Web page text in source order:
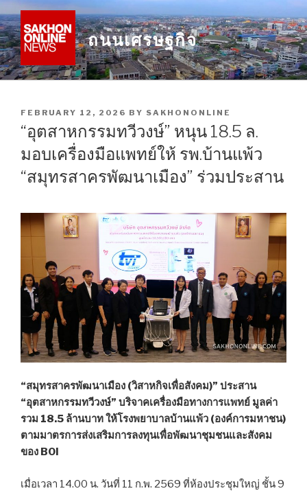
to
content
ถนนเศรษฐกิจ
POSTED
ON
FEBRUARY 12, 2026 BY SAKHONONLINE
“อุตสาหกรรมทวีวงษ์” หนุน 18.5 ล.
มอบเครื่องมือแพทย์ให้ รพ.บ้านแพ้ว
“สมุทรสาครพัฒนาเมือง” ร่วมประสาน
“สมุทรสาครพัฒนาเมือง (วิสาหกิจเพื่อสังคม)” ประสาน
“อุตสาหกรรมทวีวงษ์” บริจาคเครื่องมือทางการแพทย์ มูลค่า
รวม 18.5 ล้านบาท ให้โรงพยาบาลบ้านแพ้ว (องค์การมหาชน)
ตามมาตรการส่งเสริมการลงทุนเพื่อพัฒนาชุมชนและสังคม
ของ BOI
เมื่อเวลา 14.00 น. วันที่ 11 ก.พ. 2569 ที่ห้องประชุมใหญ่ ชั้น 9